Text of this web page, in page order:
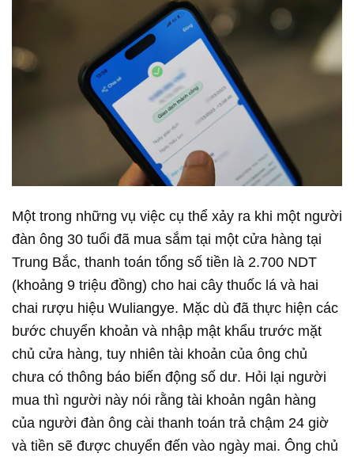
Một trong những vụ việc cụ thể xảy ra khi một người
đàn ông 30 tuổi đã mua sắm tại một cửa hàng tại
Trung Bắc, thanh toán tổng số tiền là 2.700 NDT
(khoảng 9 triệu đồng) cho hai cây thuốc lá và hai
chai rượu hiệu Wuliangye. Mặc dù đã thực hiện các
bước chuyển khoản và nhập mật khẩu trước mặt
chủ cửa hàng, tuy nhiên tài khoản của ông chủ
chưa có thông báo biến động số dư. Hỏi lại người
mua thì người này nói rằng tài khoản ngân hàng
của người đàn ông cài thanh toán trả chậm 24 giờ
và tiền sẽ được chuyển đến vào ngày mai. Ông chủ